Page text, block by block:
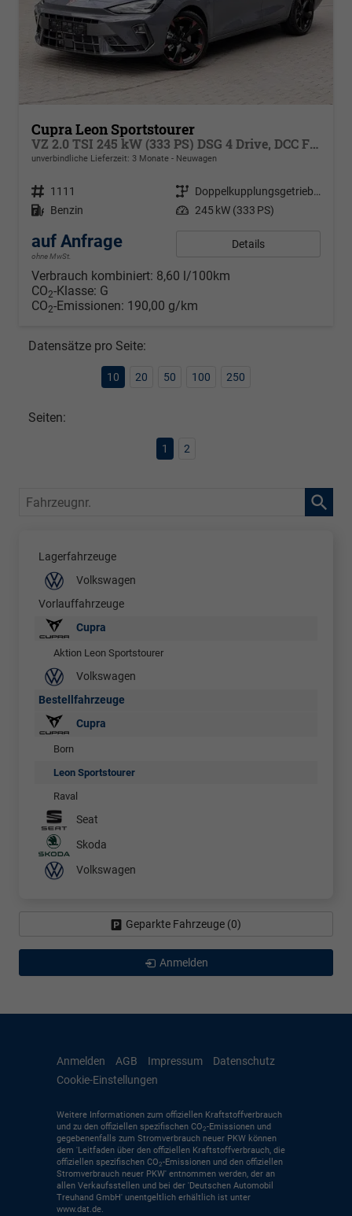
Cupra Leon Sportstourer
VZ 2.0 TSI 245 kW (333 PS) DSG 4 Drive, DCC Fahrwerk,Sportschalensitze beheizbar, elektrisch einstellbar , Dynamik Paket, Sport HML, LED, Klimaautomatik 3 Zonen, Heckklappe elektrish m. Virtual Pedal, PDC,
unverbindliche Lieferzeit: 3 Monate Neuwagen
Fahrzeugnr. 1111 Getriebe
Doppelkupplungsgetriebe (DSG)
Kraftstoff Benzin Leistung 245 kW (333 PS)
auf Anfrage
ohne MwSt.
Details
Verbrauch kombiniert: 8,60 l/100km
CO2-Klasse: G
CO2-Emissionen: 190,00 g/km
Datensätze pro Seite:
10 20 50 100 250
Seiten:
1 2
Fahrzeugnr.
Lagerfahrzeuge
Volkswagen
Vorlauffahrzeuge
Cupra
Aktion Leon Sportstourer
Volkswagen
Bestellfahrzeuge
Cupra
Born
Leon Sportstourer
Raval
Seat
Skoda
Volkswagen
Geparkte Fahrzeuge (0)
Anmelden
Anmelden AGB Impressum
Datenschutz
Cookie-Einstellungen
Weitere Informationen zum offiziellen Kraftstoffverbrauch
und zu den offiziellen spezifischen CO2-Emissionen und
gegebenenfalls zum Stromverbrauch neuer PKW können
dem 'Leitfaden über den offiziellen Kraftstoffverbrauch, die
offiziellen spezifischen CO2-Emissionen und den offiziellen
Stromverbrauch neuer PKW' entnommen werden, der an
allen Verkaufsstellen und bei der 'Deutschen Automobil
Treuhand GmbH' unentgeltlich erhältlich ist unter
www.dat.de.